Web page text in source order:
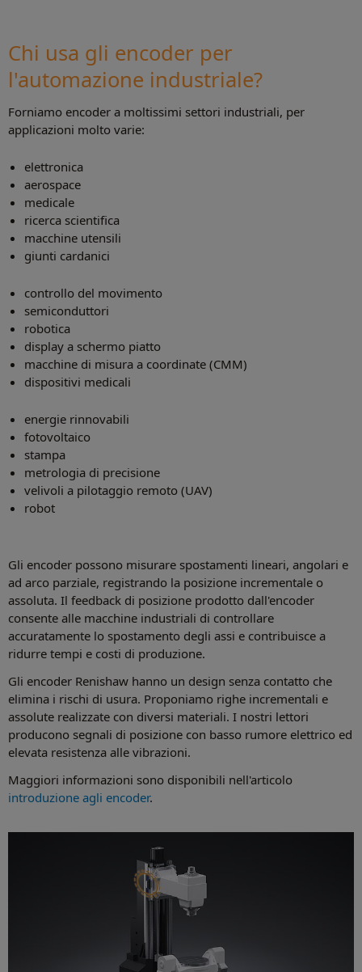
Chi usa gli encoder per
l'automazione industriale?
Forniamo encoder a moltissimi settori industriali, per
applicazioni molto varie:
elettronica
aerospace
medicale
ricerca scientifica
macchine utensili
giunti cardanici
controllo del movimento
semiconduttori
robotica
display a schermo piatto
macchine di misura a coordinate (CMM)
dispositivi medicali
energie rinnovabili
fotovoltaico
stampa
metrologia di precisione
velivoli a pilotaggio remoto (UAV)
robot
Gli encoder possono misurare spostamenti lineari, angolari e
ad arco parziale, registrando la posizione incrementale o
assoluta. Il feedback di posizione prodotto dall'encoder
consente alle macchine industriali di controllare
accuratamente lo spostamento degli assi e contribuisce a
ridurre tempi e costi di produzione.
Gli encoder Renishaw hanno un design senza contatto che
elimina i rischi di usura. Proponiamo righe incrementali e
assolute realizzate con diversi materiali. I nostri lettori
producono segnali di posizione con basso rumore elettrico ed
elevata resistenza alle vibrazioni.
Maggiori informazioni sono disponibili nell'articolo
introduzione agli encoder.